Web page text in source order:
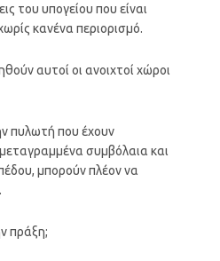
του υπογείου που είναι
κανένα περιορισμό.
αυτοί οι ανοιχτοί χώροι
πυλωτή που έχουν
συμβόλαια και
μπορούν πλέον να
πράξη;